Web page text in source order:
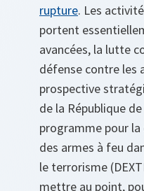
rupture. Les
portent
avancées, la lutte
défense contre les
prospective
de la République
programme pour
des armes à feu
le terrorisme
mettre au point,